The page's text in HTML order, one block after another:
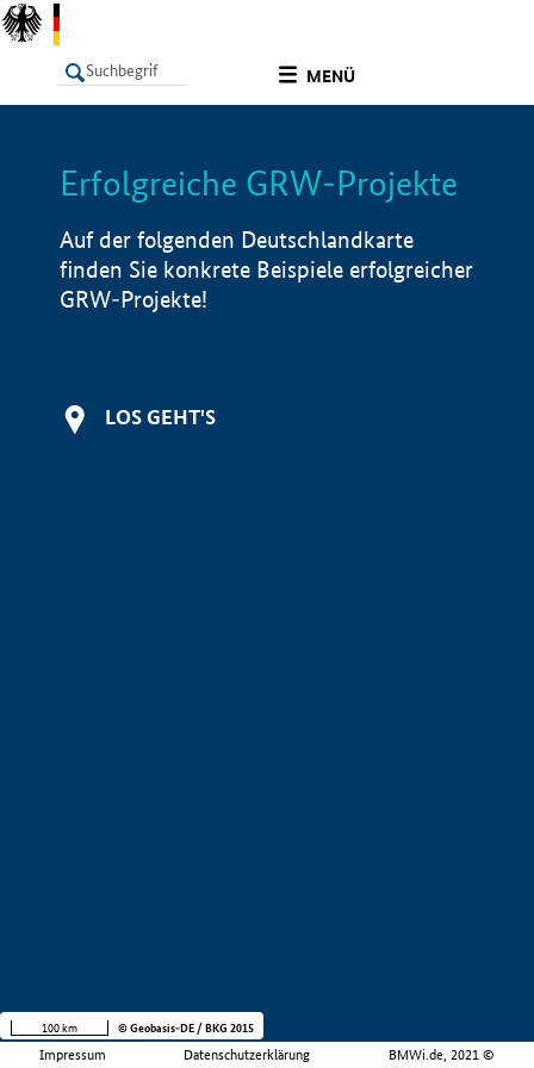
MENÜ
LISTE Info
Erfolgreiche GRW-Projekte
Auf der folgenden Deutschlandkarte
finden Sie konkrete Beispiele erfolgreicher
GRW-Projekte!
LOS GEHT'S
Impressum Datenschutzerklärung BMWi.de, 2021 ©
100 km © Geobasis-DE / BKG 2015